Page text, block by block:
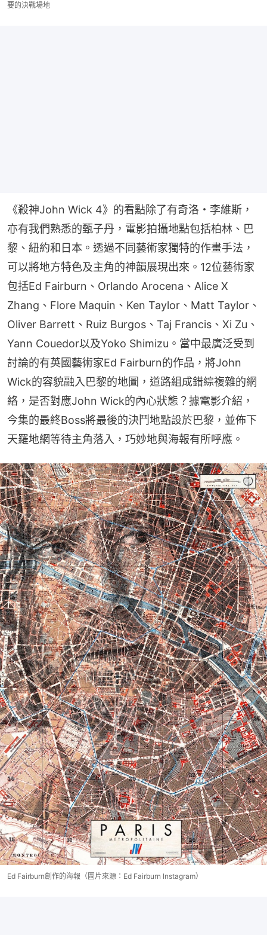
要的決戰場地
《殺神John Wick 4》的看點除了有奇洛・李維斯，
亦有我們熟悉的甄子丹，電影拍攝地點包括柏林、巴
黎、紐約和日本。透過不同藝術家獨特的作畫手法，
可以將地方特色及主角的神韻展現出來。12位藝術家
包括Ed Fairburn、Orlando Arocena、Alice X
Zhang、Flore Maquin、Ken Taylor、Matt Taylor、
Oliver Barrett、Ruiz Burgos、Taj Francis、Xi Zu、
Yann Couedor以及Yoko Shimizu。當中最廣泛受到
討論的有英國藝術家Ed Fairburn的作品，將John
Wick的容貌融入巴黎的地圖，道路組成錯綜複雜的網
絡，是否對應John Wick的內心狀態？據電影介紹，
今集的最終Boss將最後的決鬥地點設於巴黎，並佈下
天羅地網等待主角落入，巧妙地與海報有所呼應。
Ed Fairburn創作的海報（圖片來源：Ed Fairburn Instagram）